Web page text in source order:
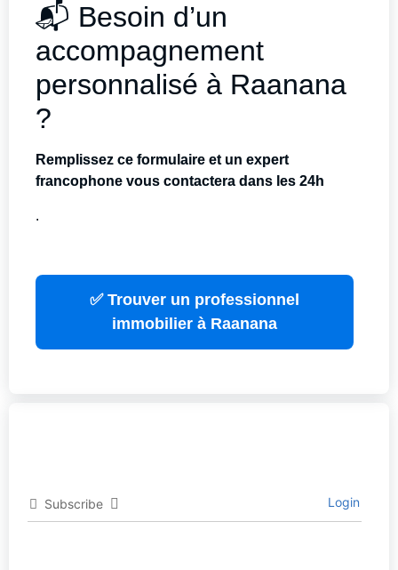
📬 Besoin d’un
accompagnement
personnalisé à Raanana
?
Remplissez ce formulaire et un expert
francophone vous contactera dans les 24h
.
✅ Trouver un professionnel
immobilier à Raanana
Subscribe Login